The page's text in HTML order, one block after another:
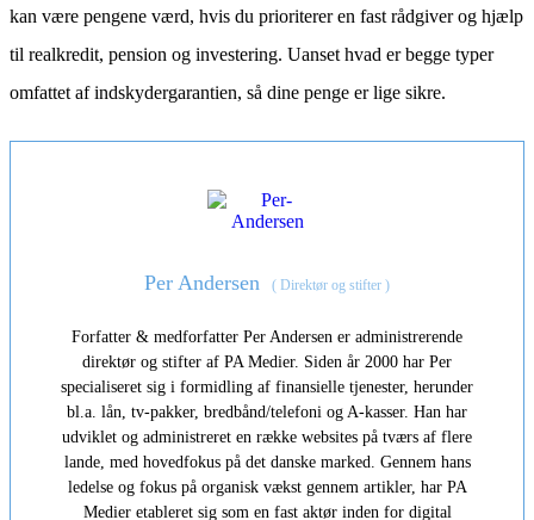
kan være pengene værd, hvis du prioriterer en fast rådgiver og hjælp
til realkredit, pension og investering. Uanset hvad er begge typer
omfattet af indskydergarantien, så dine penge er lige sikre.
Per Andersen ( Direktør og stifter )
Forfatter & medforfatter Per Andersen er administrerende
direktør og stifter af PA Medier. Siden år 2000 har Per
specialiseret sig i formidling af finansielle tjenester, herunder
bl.a. lån, tv-pakker, bredbånd/telefoni og A-kasser. Han har
udviklet og administreret en række websites på tværs af flere
lande, med hovedfokus på det danske marked. Gennem hans
ledelse og fokus på organisk vækst gennem artikler, har PA
Medier etableret sig som en fast aktør inden for digital